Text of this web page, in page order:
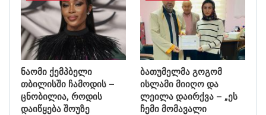
ნაომი ქემპბელი
თბილისში ჩამოდის –
ცნობილია, როდის
დაიწყება შოუზე
ბათუმელმა გოგომ
ისლამი მიიღო და
ლეილა დაირქვა – „ეს
ჩემი მომავალი